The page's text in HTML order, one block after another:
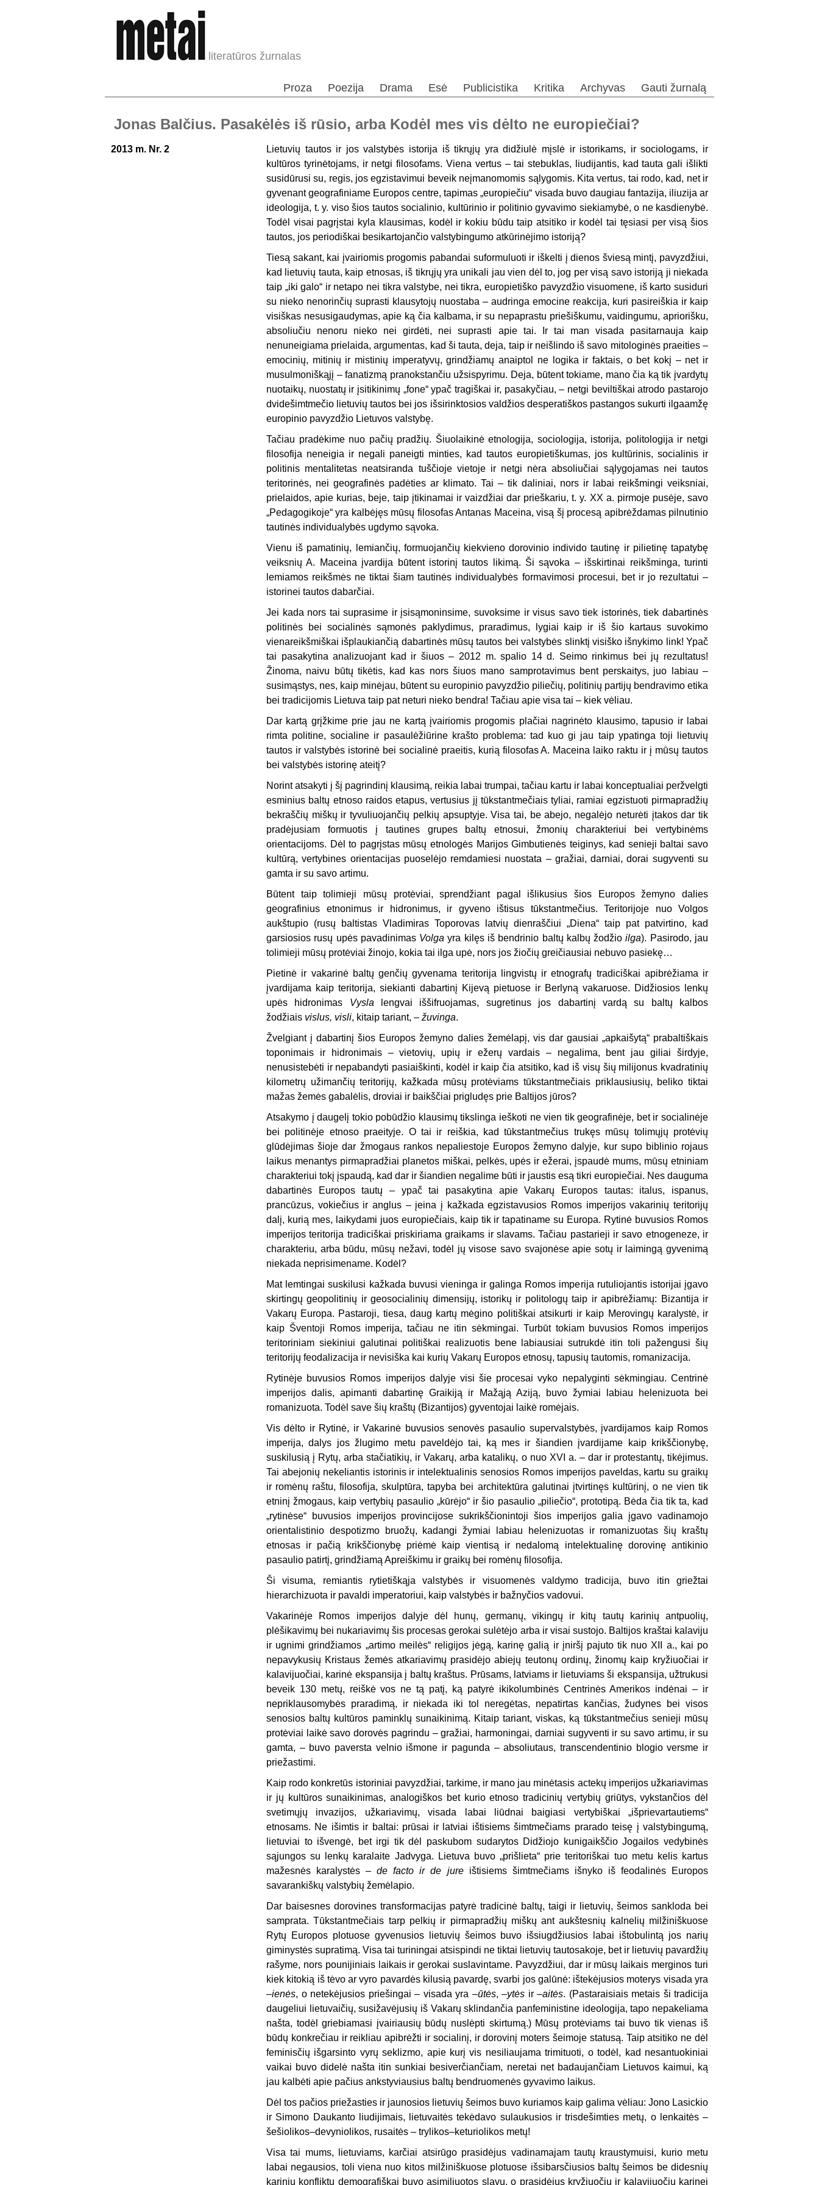
literatūros žurnalas
Proza Poezija Drama Esė Publicistika Kritika Archyvas Gauti žurnalą
Jonas Balčius. Pasakėlės iš rūsio, arba Kodėl mes vis dėlto ne europiečiai?
2013 m. Nr. 2
Lietuvių tautos ir jos valstybės istorija iš tikrųjų yra didžiulė mįslė ir istorikams, ir sociologams, ir
kultūros tyrinėtojams, ir netgi filosofams. Viena vertus – tai stebuklas, liudijantis, kad tauta gali išlikti
susidūrusi su, regis, jos egzistavimui beveik neįmanomomis sąlygomis. Kita vertus, tai rodo, kad, net ir
gyvenant geografiniame Europos centre, tapimas „europiečiu“ visada buvo daugiau fantazija, iliuzija ar
ideologija, t. y. viso šios tautos socialinio, kultūrinio ir politinio gyvavimo siekiamybė, o ne kasdienybė.
Todėl visai pagrįstai kyla klausimas, kodėl ir kokiu būdu taip atsitiko ir kodėl tai tęsiasi per visą šios
tautos, jos periodiškai besikartojančio valstybingumo atkūrinėjimo istoriją?
Tiesą sakant, kai įvairiomis progomis pabandai suformuluoti ir iškelti į dienos šviesą mintį, pavyzdžiui,
kad lietuvių tauta, kaip etnosas, iš tikrųjų yra unikali jau vien dėl to, jog per visą savo istoriją ji niekada
taip „iki galo“ ir netapo nei tikra valstybe, nei tikra, europietiško pavyzdžio visuomene, iš karto susiduri
su nieko nenorinčių suprasti klausytojų nuostaba – audringa emocine reakcija, kuri pasireiškia ir kaip
visiškas nesusigaudymas, apie ką čia kalbama, ir su nepaprastu priešiškumu, vaidingumu, apriorišku,
absoliučiu nenoru nieko nei girdėti, nei suprasti apie tai. Ir tai man visada pasitarnauja kaip
nenuneigiama prielaida, argumentas, kad ši tauta, deja, taip ir neišlindo iš savo mitologinės praeities –
emocinių, mitinių ir mistinių imperatyvų, grindžiamų anaiptol ne logika ir faktais, o bet kokį – net ir
musulmoniškąjį – fanatizmą pranokstančiu užsispyrimu. Deja, būtent tokiame, mano čia ką tik įvardytų
nuotaikų, nuostatų ir įsitikinimų „fone“ ypač tragiškai ir, pasakyčiau, – netgi beviltiškai atrodo pastarojo
dvidešimtmečio lietuvių tautos bei jos išsirinktosios valdžios desperatiškos pastangos sukurti ilgaamžę
europinio pavyzdžio Lietuvos valstybę.
Tačiau pradėkime nuo pačių pradžių. Šiuolaikinė etnologija, sociologija, istorija, politologija ir netgi
filosofija neneigia ir negali paneigti minties, kad tautos europietiškumas, jos kultūrinis, socialinis ir
politinis mentalitetas neatsiranda tuščioje vietoje ir netgi nėra absoliučiai sąlygojamas nei tautos
teritorinės, nei geografinės padėties ar klimato. Tai – tik daliniai, nors ir labai reikšmingi veiksniai,
prielaidos, apie kurias, beje, taip įtikinamai ir vaizdžiai dar prieškariu, t. y. XX a. pirmoje pusėje, savo
„Pedagogikoje“ yra kalbėjęs mūsų filosofas Antanas Maceina, visą šį procesą apibrėždamas pilnutinio
tautinės individualybės ugdymo sąvoka.
Vienu iš pamatinių, lemiančių, formuojančių kiekvieno dorovinio individo tautinę ir pilietinę tapatybę
veiksnių A. Maceina įvardija būtent istorinį tautos likimą. Ši sąvoka – išskirtinai reikšminga, turinti
lemiamos reikšmės ne tiktai šiam tautinės individualybės formavimosi procesui, bet ir jo rezultatui –
istorinei tautos dabarčiai.
Jei kada nors tai suprasime ir įsisąmoninsime, suvoksime ir visus savo tiek istorinės, tiek dabartinės
politinės bei socialinės sąmonės paklydimus, praradimus, lygiai kaip ir iš šio kartaus suvokimo
vienareikšmiškai išplaukiančią dabartinės mūsų tautos bei valstybės slinktį visiško išnykimo link! Ypač
tai pasakytina analizuojant kad ir šiuos – 2012 m. spalio 14 d. Seimo rinkimus bei jų rezultatus!
Žinoma, naivu būtų tikėtis, kad kas nors šiuos mano samprotavimus bent perskaitys, juo labiau –
susimąstys, nes, kaip minėjau, būtent su europinio pavyzdžio piliečių, politinių partijų bendravimo etika
bei tradicijomis Lietuva taip pat neturi nieko bendra! Tačiau apie visa tai – kiek vėliau.
Dar kartą grįžkime prie jau ne kartą įvairiomis progomis plačiai nagrinėto klausimo, tapusio ir labai
rimta politine, socialine ir pasaulėžiūrine krašto problema: tad kuo gi jau taip ypatinga toji lietuvių
tautos ir valstybės istorinė bei socialinė praeitis, kurią filosofas A. Maceina laiko raktu ir į mūsų tautos
bei valstybės istorinę ateitį?
Norint atsakyti į šį pagrindinį klausimą, reikia labai trumpai, tačiau kartu ir labai konceptualiai peržvelgti
esminius baltų etnoso raidos etapus, vertusius jį tūkstantmečiais tyliai, ramiai egzistuoti pirmapradžių
bekraščių miškų ir tyvuliuojančių pelkių apsuptyje. Visa tai, be abejo, negalėjo neturėti įtakos dar tik
pradėjusiam formuotis į tautines grupes baltų etnosui, žmonių charakteriui bei vertybinėms
orientacijoms. Dėl to pagrįstas mūsų etnologės Marijos Gimbutienės teiginys, kad senieji baltai savo
kultūrą, vertybines orientacijas puoselėjo remdamiesi nuostata – gražiai, darniai, dorai sugyventi su
gamta ir su savo artimu.
Būtent taip tolimieji mūsų protėviai, sprendžiant pagal išlikusius šios Europos žemyno dalies
geografinius etnonimus ir hidronimus, ir gyveno ištisus tūkstantmečius. Teritorijoje nuo Volgos
aukštupio (rusų baltistas Vladimiras Toporovas latvių dienraščiui „Diena“ taip pat patvirtino, kad
garsiosios rusų upės pavadinimas Volga yra kilęs iš bendrinio baltų kalbų žodžioilga). Pasirodo, jau
tolimieji mūsų protėviai žinojo, kokia tai ilga upė, nors jos žiočių greičiausiai nebuvo pasiekę…
Pietinė ir vakarinė baltų genčių gyvenama teritorija lingvistų ir etnografų tradiciškai apibrėžiama ir
įvardijama kaip teritorija, siekianti dabartinį Kijevą pietuose ir Berlyną vakaruose. Didžiosios lenkų
upės hidronimas Vysla lengvai iššifruojamas, sugretinus jos dabartinį vardą su baltų kalbos
žodžiais vislus, visli, kitaip tariant, – žuvinga.
Žvelgiant į dabartinį šios Europos žemyno dalies žemėlapį, vis dar gausiai „apkaišytą“ prabaltiškais
toponimais ir hidronimais – vietovių, upių ir ežerų vardais – negalima, bent jau giliai širdyje,
nenusistebėti ir nepabandyti pasiaiškinti, kodėl ir kaip čia atsitiko, kad iš visų šių milijonus kvadratinių
kilometrų užimančių teritorijų, kažkada mūsų protėviams tūkstantmečiais priklausiusių, beliko tiktai
mažas žemės gabalėlis, droviai ir baikščiai prigludęs prie Baltijos jūros?
Atsakymo į daugelį tokio pobūdžio klausimų tikslinga ieškoti ne vien tik geografinėje, bet ir socialinėje
bei politinėje etnoso praeityje. O tai ir reiškia, kad tūkstantmečius trukęs mūsų tolimųjų protėvių
glūdėjimas šioje dar žmogaus rankos nepaliestoje Europos žemyno dalyje, kur supo biblinio rojaus
laikus menantys pirmapradžiai planetos miškai, pelkės, upės ir ežerai, įspaudė mums, mūsų etniniam
charakteriui tokį įspaudą, kad dar ir šiandien negalime būti ir jaustis esą tikri europiečiai. Nes dauguma
dabartinės Europos tautų – ypač tai pasakytina apie Vakarų Europos tautas: italus, ispanus,
prancūzus, vokiečius ir anglus – įeina į kažkada egzistavusios Romos imperijos vakarinių teritorijų
dalį, kurią mes, laikydami juos europiečiais, kaip tik ir tapatiname su Europa. Rytinė buvusios Romos
imperijos teritorija tradiciškai priskiriama graikams ir slavams. Tačiau pastarieji ir savo etnogeneze, ir
charakteriu, arba būdu, mūsų nežavi, todėl jų visose savo svajonėse apie sotų ir laimingą gyvenimą
niekada neprisimename. Kodėl?
Mat lemtingai suskilusi kažkada buvusi vieninga ir galinga Romos imperija rutuliojantis istorijai įgavo
skirtingų geopolitinių ir geosocialinių dimensijų, istorikų ir politologų taip ir apibrėžiamų: Bizantija ir
Vakarų Europa. Pastaroji, tiesa, daug kartų mėgino politiškai atsikurti ir kaip Merovingų karalystė, ir
kaip Šventoji Romos imperija, tačiau ne itin sėkmingai. Turbūt tokiam buvusios Romos imperijos
teritoriniam siekiniui galutinai politiškai realizuotis bene labiausiai sutrukdė itin toli pažengusi šių
teritorijų feodalizacija ir nevisiška kai kurių Vakarų Europos etnosų, tapusių tautomis, romanizacija.
Rytinėje buvusios Romos imperijos dalyje visi šie procesai vyko nepalyginti sėkmingiau. Centrinė
imperijos dalis, apimanti dabartinę Graikiją ir Mažąją Aziją, buvo žymiai labiau helenizuota bei
romanizuota. Todėl save šių kraštų (Bizantijos) gyventojai laikė romėjais.
Vis dėlto ir Rytinė, ir Vakarinė buvusios senovės pasaulio supervalstybės, įvardijamos kaip Romos
imperija, dalys jos žlugimo metu paveldėjo tai, ką mes ir šiandien įvardijame kaip krikščionybę,
suskilusią į Rytų, arba stačiatikių, ir Vakarų, arba katalikų, o nuo XVI a. – dar ir protestantų, tikėjimus.
Tai abejonių nekeliantis istorinis ir intelektualinis senosios Romos imperijos paveldas, kartu su graikų
ir romėnų raštu, filosofija, skulptūra, tapyba bei architektūra galutinai įtvirtinęs kultūrinį, o ne vien tik
etninį žmogaus, kaip vertybių pasaulio „kūrėjo“ ir šio pasaulio „piliečio“, prototipą. Bėda čia tik ta, kad
„rytinėse“ buvusios imperijos provincijose sukrikščionintoji šios imperijos galia įgavo vadinamojo
orientalistinio despotizmo bruožų, kadangi žymiai labiau helenizuotas ir romanizuotas šių kraštų
etnosas ir pačią krikščionybę priėmė kaip vientisą ir nedalomą intelektualinę dorovinę antikinio
pasaulio patirtį, grindžiamą Apreiškimu ir graikų bei romėnų filosofija.
Ši visuma, remiantis rytietiškąja valstybės ir visuomenės valdymo tradicija, buvo itin griežtai
hierarchizuota ir pavaldi imperatoriui, kaip valstybės ir bažnyčios vadovui.
Vakarinėje Romos imperijos dalyje dėl hunų, germanų, vikingų ir kitų tautų karinių antpuolių,
plėšikavimų bei nukariavimų šis procesas gerokai sulėtėjo arba ir visai sustojo. Baltijos kraštai kalaviju
ir ugnimi grindžiamos „artimo meilės“ religijos jėgą, karinę galią ir įniršį pajuto tik nuo XII a., kai po
nepavykusių Kristaus žemės atkariavimų prasidėjo abiejų teutonų ordinų, žinomų kaip kryžiuočiai ir
kalavijuočiai, karinė ekspansija į baltų kraštus. Prūsams, latviams ir lietuviams ši ekspansija, užtrukusi
beveik 130 metų, reiškė vos ne tą patį, ką patyrė ikikolumbinės Centrinės Amerikos indėnai – ir
nepriklausomybės praradimą, ir niekada iki tol neregėtas, nepatirtas kančias, žudynes bei visos
senosios baltų kultūros paminklų sunaikinimą. Kitaip tariant, viskas, ką tūkstantmečius senieji mūsų
protėviai laikė savo dorovės pagrindu – gražiai, harmoningai, darniai sugyventi ir su savo artimu, ir su
gamta, – buvo paversta velnio išmone ir pagunda – absoliutaus, transcendentinio blogio versme ir
priežastimi.
Kaip rodo konkretūs istoriniai pavyzdžiai, tarkime, ir mano jau minėtasis actekų imperijos užkariavimas
ir jų kultūros sunaikinimas, analogiškos bet kurio etnoso tradicinių vertybių griūtys, vykstančios dėl
svetimųjų invazijos, užkariavimų, visada labai liūdnai baigiasi vertybiškai „išprievartautiems“
etnosams. Ne išimtis ir baltai: prūsai ir latviai ištisiems šimtmečiams prarado teisę į valstybingumą,
lietuviai to išvengė, bet irgi tik dėl paskubom sudarytos Didžiojo kunigaikščio Jogailos vedybinės
sąjungos su lenkų karalaite Jadvyga. Lietuva buvo „prišlieta“ prie teritoriškai tuo metu kelis kartus
mažesnės karalystės –de facto ir de jureištisiems šimtmečiams išnyko iš feodalinės Europos
savarankiškų valstybių žemėlapio.
Dar baisesnes dorovines transformacijas patyrė tradicinė baltų, taigi ir lietuvių, šeimos sankloda bei
samprata. Tūkstantmečiais tarp pelkių ir pirmapradžių miškų ant aukštesnių kalnelių milžiniškuose
Rytų Europos plotuose gyvenusios lietuvių šeimos buvo išsiugdžiusios labai ištobulintą jos narių
giminystės supratimą. Visa tai turiningai atsispindi ne tiktai lietuvių tautosakoje, bet ir lietuvių pavardžių
rašyme, nors pounijiniais laikais ir gerokai suslavintame. Pavyzdžiui, dar ir mūsų laikais merginos turi
kiek kitokią iš tėvo ar vyro pavardės kilusią pavardę, svarbi jos galūnė: ištekėjusios moterys visada yra
–ienės, o netekėjusios priešingai – visada yra –ūtės, –ytės ir –aitės. (Pastaraisiais metais ši tradicija
daugeliui lietuvaičių, susižavėjusių iš Vakarų sklindančia panfeministine ideologija, tapo nepakeliama
našta, todėl griebiamasi įvairiausių būdų nuslėpti skirtumą.) Mūsų protėviams tai buvo tik vienas iš
būdų konkrečiau ir reikliau apibrėžti ir socialinį, ir dorovinį moters šeimoje statusą. Taip atsitiko ne dėl
feminisčių išgarsinto vyrų seklizmo, apie kurį vis nesiliaujama trimituoti, o todėl, kad nesantuokiniai
vaikai buvo didelė našta itin sunkiai besiverčiančiam, neretai net badaujančiam Lietuvos kaimui, ką
jau kalbėti apie pačius ankstyviausius baltų bendruomenės gyvavimo laikus.
Dėl tos pačios priežasties ir jaunosios lietuvių šeimos buvo kuriamos kaip galima vėliau: Jono Lasickio
ir Simono Daukanto liudijimais, lietuvaitės tekėdavo sulaukusios ir trisdešimties metų, o lenkaitės –
šešiolikos–devyniolikos, rusaitės – trylikos–keturiolikos metų!
Visa tai mums, lietuviams, karčiai atsirūgo prasidėjus vadinamajam tautų kraustymuisi, kurio metu
labai negausios, toli viena nuo kitos milžiniškuose plotuose išsibarsčiusios baltų šeimos be didesnių
karinių konfliktų demografiškai buvo asimiliuotos slavų, o prasidėjus kryžiuočių ir kalavijuočių karinei